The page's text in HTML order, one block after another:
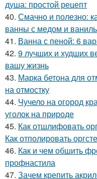
душа: простой рецепт
40. Смачно и полезно:
ванны с медом и
41. Ванна с пеной: 6
42. 9 лучших и худших
вашу жизнь
43. Марка бетона для
на отмостку
44. Чучело на огород
уголок на природе
45. Как отшлифовать
Как отполировать
46. Как и чем обшить
профнастила
47. Зачем крепить